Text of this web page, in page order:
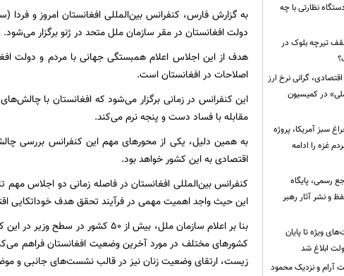
به گزارش فارس، کنفرانس بین‌المللی افغانستان امروز و
دولت افغانستان در مقر سازمان ملل متحد در ژنو برگزار می‌شود.
هدف از این اجلاس اعلام همبستگی جهانی با مردم و دولت
اصلاحات در افغانستان است.
این کنفرانس در زمانی برگزار می‌شود که افغانستان با
مقابله با فساد دست و پنجه نرم می‌کند.
به همین دلیل، یکی از محورهای مهم این کنفرانس بررسی
اقتصادی به این کشور خواهد بود.
این حیث واجد اهمیت مهمی در فرآیند تحقق هدف خوداتکایی
بنا بر اعلام سازمان ملل، بیش از
کشورهای مختلف در مورد آخرین وضعیت افغانستان فراهم
زیست، ارتقای وضعیت زنان نیز در قالب نشست‌های جانبی و
نظارتی با چه
تیرچه بلوک در
گرانی نرخ ارز
در کمیسیون
سبز آمریکا، پروژه
غزه را ادامه
رسمی، پایگاه
و نشر آثار رهبر
ویژه تا پایان
ابلاغ شد
آرام و نزدیک محمود